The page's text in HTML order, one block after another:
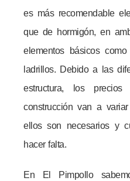
es más recomendable
que de hormigón, en
elementos básicos
ladrillos. Debido a las
estructura, los
construcción van a
ellos son necesarios y
hacer falta.
En El Pimpollo